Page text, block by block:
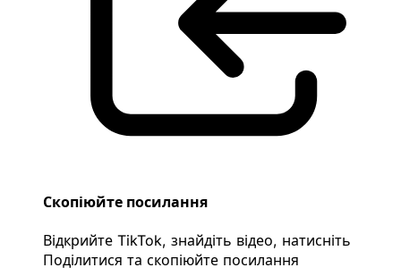
Скопіюйте посилання
Відкрийте TikTok, знайдіть відео, натисніть
Поділитися та скопіюйте посилання